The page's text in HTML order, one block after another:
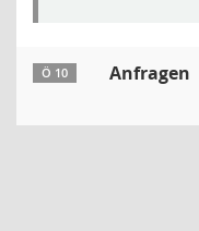
Ö 10 Anfragen